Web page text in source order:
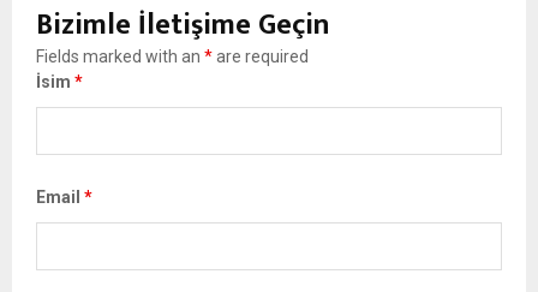
Bizimle İletişime Geçin
Fields marked with an *are required
İsim *
Email *